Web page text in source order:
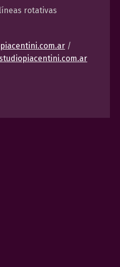
rotativas
/